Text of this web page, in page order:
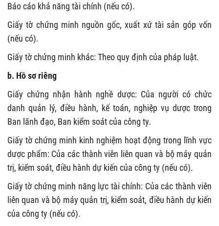
Báo cáo khả năng tài chính (nếu có).
Giấy tờ chứng minh nguồn gốc, xuất xứ tài sản góp vốn
(nếu có).
Giấy tờ chứng minh khác: Theo quy định của pháp luật.
b. Hồ sơ riêng
Giấy chứng nhận hành nghề dược: Của người có chức
danh quản lý, điều hành, kế toán, nghiệp vụ dược trong
Ban lãnh đạo, Ban kiểm soát của công ty.
Giấy tờ chứng minh kinh nghiệm hoạt động trong lĩnh vực
dược phẩm: Của các thành viên liên quan và bộ máy quản
trị, kiểm soát, điều hành dự kiến của công ty (nếu có).
Giấy tờ chứng minh năng lực tài chính: Của các thành viên
liên quan và bộ máy quản trị, kiểm soát, điều hành dự kiến
của công ty (nếu có).